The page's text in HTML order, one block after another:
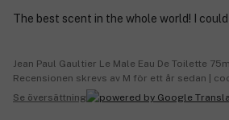
The best scent in the whole world! I could
Jean Paul Gaultier Le Male Eau De Toilette
Recensionen skrevs av M för ett år sedan |
Se översättning